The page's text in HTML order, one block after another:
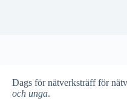
Dags för nätverksträff för
och unga.